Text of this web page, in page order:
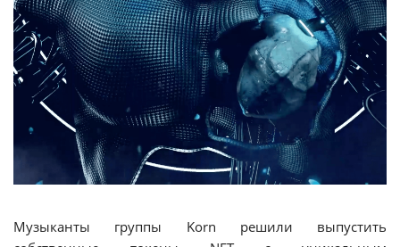
Музыканты группы Korn решили выпустить